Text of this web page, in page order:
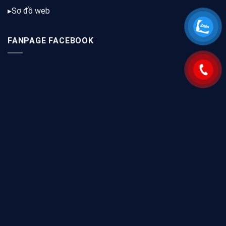
▸Sơ đồ web
FANPAGE FACEBOOK